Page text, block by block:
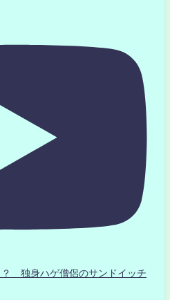
？ 独身ハゲ僧侶のサンドイッチ